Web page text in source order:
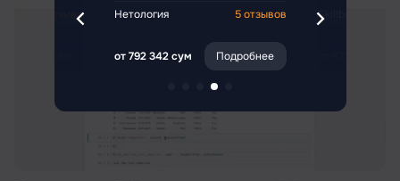
4 отзыва Нетология 5 отзывов
от 792 342 сум Подробнее
Skillbox